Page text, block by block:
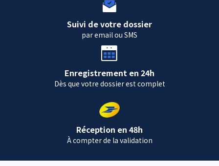
Suivi de votre dossier
par email ou SMS
Enregistrement en 24h
Dès que votre dossier est complet
Réception en 48h
À compter de la validation